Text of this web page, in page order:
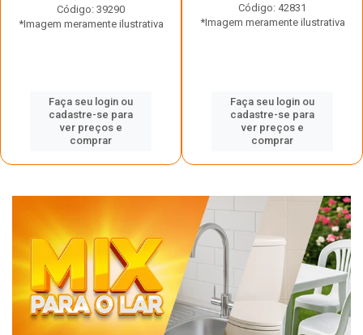
Código: 39290
*Imagem meramente ilustrativa
Faça seu login ou
cadastre-se para
ver preços e
comprar
Código: 42831
*Imagem meramente ilustrativa
Faça seu login ou
cadastre-se para
ver preços e
comprar